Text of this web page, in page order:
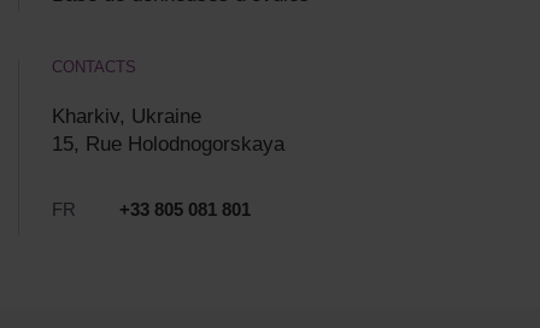
CONTACTS
Kharkiv, Ukraine
15, Rue Holodnogorskaya
FR +33 805 081 801